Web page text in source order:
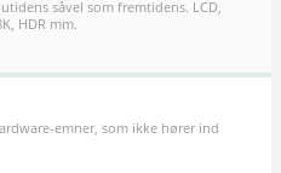
såvel som fremtidens. LCD,
HDR mm.
emner, som ikke hører ind